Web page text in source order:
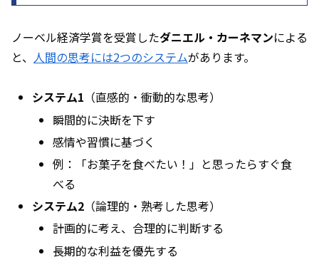
ノーベル経済学賞を受賞したダニエル・カーネマンによる
と、 人間の思考には2つのシステムがあります。
システム1 （直感的・衝動的な思考）
瞬間的に決断を下す
感情や習慣に基づく
例：「お菓子を食べたい！」と思ったらすぐ食
べる
システム2 （論理的・熟考した思考）
計画的に考え、合理的に判断する
長期的な利益を優先する